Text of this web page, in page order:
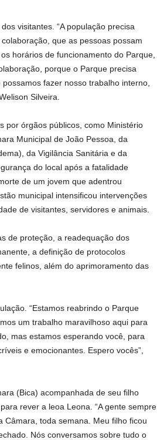
visitantes. “A população precisa
que as pessoas possam
horários de funcionamento do Parque,
porque o Parque precisa
fazer nosso trabalho interno,
Silveira.
por órgãos públicos, como Ministério
Municipal de João Pessoa, da
da Vigilância Sanitária e da
do local após a fatalidade
de um jovem que adentrou
municipal intensificou intervenções
de visitantes, servidores e animais.
de proteção, a readequação dos
a definição de protocolos
felinos, além do aprimoramento das
“Estamos reabrindo o Parque
um trabalho maravilhoso aqui para
mas estamos esperando você, para
e emocionantes. Espero vocês”,
(Bica) acompanhada de seu filho
rever a leoa Leona. “A gente sempre
Câmara, toda semana. Meu filho ficou
Nós conversamos sobre tudo o